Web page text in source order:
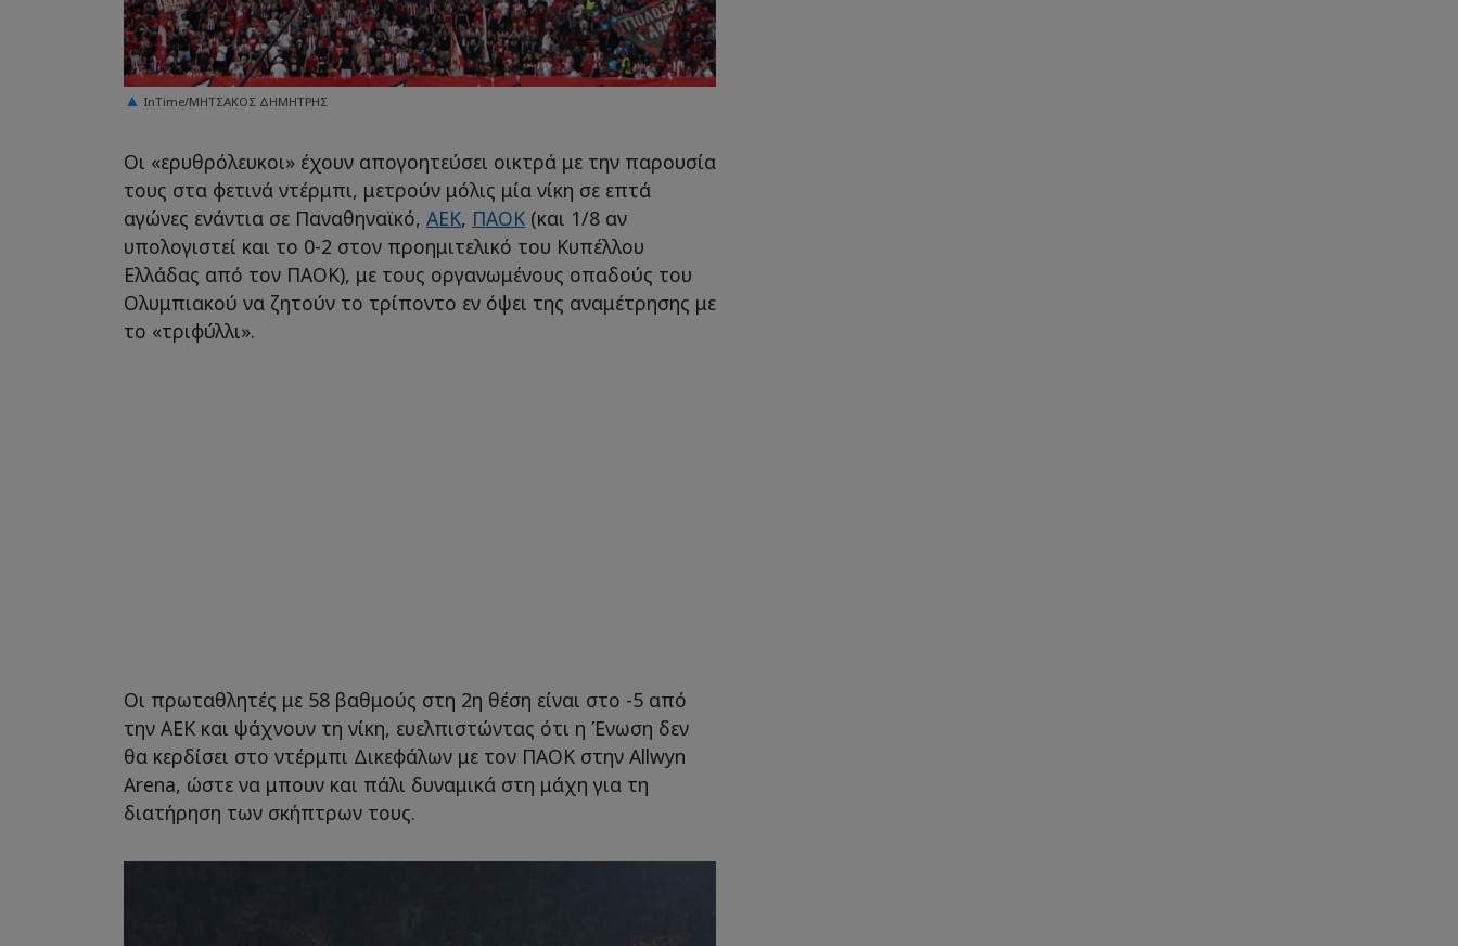
InTime/ΜΗΤΣΑΚΟΣ ΔΗΜΗΤΡΗΣ
Οι «ερυθρόλευκοι» έχουν απογοητεύσει οικτρά με την παρουσία
τους στα φετινά ντέρμπι, μετρούν μόλις μία νίκη σε επτά
αγώνες ενάντια σε Παναθηναϊκό, ΑΕΚ, ΠΑΟΚ (και 1/8 αν
υπολογιστεί και το 0-2 στον προημιτελικό του Κυπέλλου
Ελλάδας από τον ΠΑΟΚ), με τους οργανωμένους οπαδούς του
Ολυμπιακού να ζητούν το τρίποντο εν όψει της αναμέτρησης με
το «τριφύλλι».
Οι πρωταθλητές με 58 βαθμούς στη 2η θέση είναι στο -5 από
την ΑΕΚ και ψάχνουν τη νίκη, ευελπιστώντας ότι η Ένωση δεν
θα κερδίσει στο ντέρμπι Δικεφάλων με τον ΠΑΟΚ στην Αllwyn
Arena, ώστε να μπουν και πάλι δυναμικά στη μάχη για τη
διατήρηση των σκήπτρων τους.